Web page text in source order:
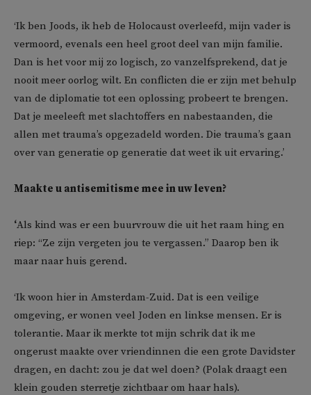
‘Ik ben Joods, ik heb de Holocaust overleefd, mijn vader is
vermoord, evenals een heel groot deel van mijn familie.
Dan is het voor mij zo logisch, zo vanzelfsprekend, dat je
nooit meer oorlog wilt. En conflicten die er zijn met behulp
van de diplomatie tot een oplossing probeert te brengen.
Dat je meeleeft met slachtoffers en nabestaanden, die
allen met trauma’s opgezadeld worden. Die trauma’s gaan
over van generatie op generatie dat weet ik uit ervaring.’
Maakte u antisemitisme mee in uw leven?
‘Als kind was er een buurvrouw die uit het raam hing en
riep: “Ze zijn vergeten jou te vergassen.” Daarop ben ik
maar naar huis gerend.
‘Ik woon hier in Amsterdam-Zuid. Dat is een veilige
omgeving, er wonen veel Joden en linkse mensen. Er is
tolerantie. Maar ik merkte tot mijn schrik dat ik me
ongerust maakte over vriendinnen die een grote Davidster
dragen, en dacht: zou je dat wel doen? (Polak draagt een
klein gouden sterretje zichtbaar om haar hals).